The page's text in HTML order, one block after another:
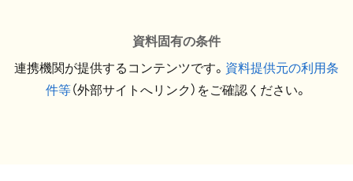
資料固有の条件
連携機関が提供するコンテンツです。 資料提供元の利用条
件等（外部サイトへリンク）をご確認ください。